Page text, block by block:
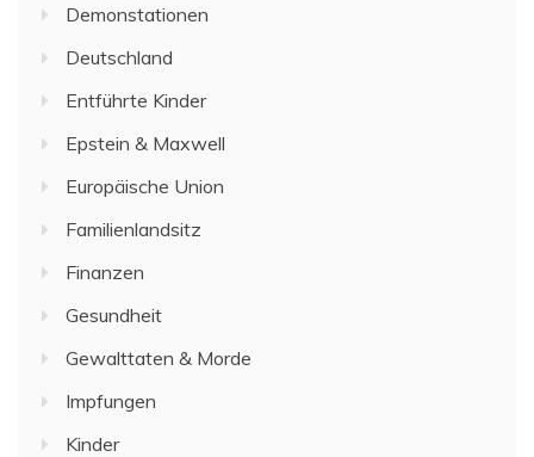
Demonstationen
Deutschland
Entführte Kinder
Epstein & Maxwell
Europäische Union
Familienlandsitz
Finanzen
Gesundheit
Gewalttaten & Morde
Impfungen
Kinder